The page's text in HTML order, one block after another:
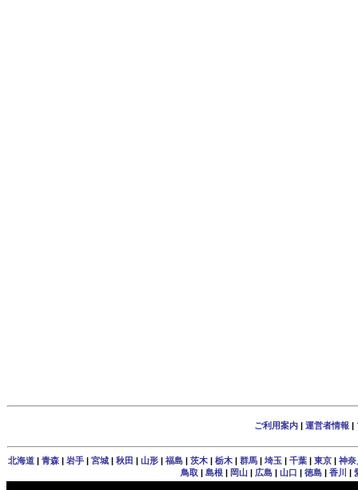
ご利用案内 | 運営者情報 |
北海道 | 青森 | 岩手 | 宮城 | 秋田 | 山形 | 福島 | 茨木 | 栃木 | 群馬 | 埼玉 | 千葉 | 東京 | 神奈
鳥取 | 島根| 岡山| 広島| 山口 | 徳島| 香川 |